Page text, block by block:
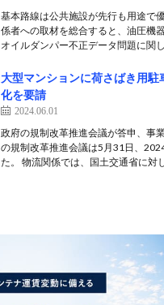
基本路線は公共施設が先行も用途
係者への取材を総合すると、油圧機
オイルダンパー不正データ問題に関
大型マンションに荷さばき用駐
化を要請
2024.06.01
政府の規制改革推進会議が答申、事
の規制改革推進会議は5月31日、
た。 物流関係では、国土交通省に対